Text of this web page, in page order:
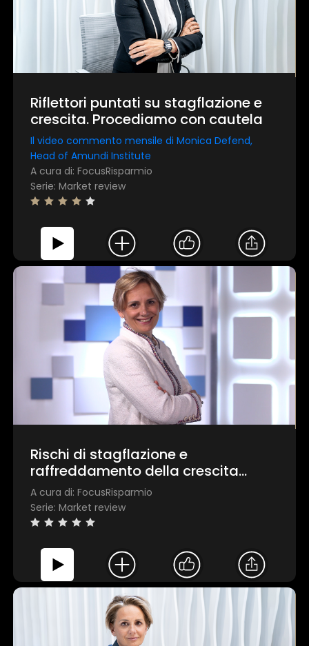
Questo sito web utilizza i cookie
Riflettori puntati su stagflazione e
crescita. Procediamo con cautela
Il video commento mensile di Monica Defend,
Head of Amundi Institute
A cura di: FocusRisparmio
Serie: Market review
Rischi di stagflazione e
raffreddamento della crescita
economica
A cura di: FocusRisparmio
Serie: Market review
×
5 stars
4 stars
3 stars
2 stars
1 star
Invia